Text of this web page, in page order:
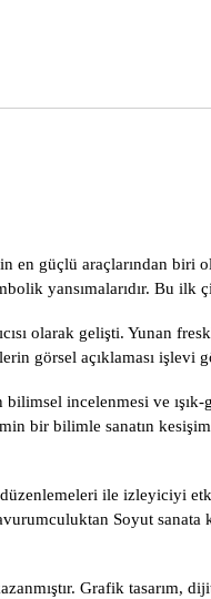
en güçlü araçlarından
yansımalarıdır. Bu
olarak gelişti. Yunan
görsel açıklaması
incelenmesi ve
bir bilimle sanatın
ile izleyiciyi
Soyut sanata
Grafik tasarım,